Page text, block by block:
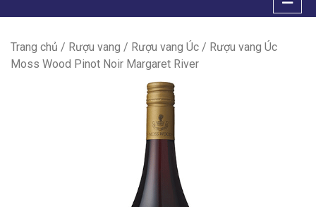
Trang chủ / Rượu vang / Rượu vang Úc / Rượu vang Úc
Moss Wood Pinot Noir Margaret River